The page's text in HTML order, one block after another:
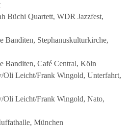
Büchi Quartett, WDR Jazzfest,
Banditen, Stephanuskulturkirche,
Banditen, Café Central, Köln
Oli Leicht/Frank Wingold, Unterfahrt,
Oli Leicht/Frank Wingold, Nato,
München